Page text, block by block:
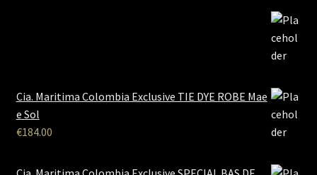
Cia. Maritima Colombia Exclusive TIE DYE ROBE Mae
e Sol
€184.00